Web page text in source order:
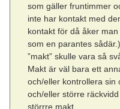
som gäller fruntimmer
inte har kontakt med
kontakt för då åker
som en parantes
”makt” skulle vara så
Makt är väl bara ett
och/eller kontrollera sin
och/eller större
störrre makt.